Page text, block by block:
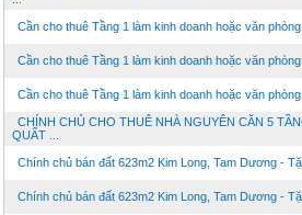
Cần cho thuê Tầng 1 làm kinh doanh hoặc văn phòng
Cần cho thuê Tầng 1 làm kinh doanh hoặc văn phòng
Cần cho thuê Tầng 1 làm kinh doanh hoặc văn phòng
CHÍNH CHỦ CHO THUÊ NHÀ NGUYÊN CĂN 5
QUẤT ...
Chính chủ bán đất 623m2 Kim Long, Tam Dương -
Chính chủ bán đất 623m2 Kim Long, Tam Dương -